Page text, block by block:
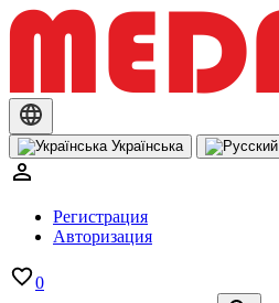
Українська
Регистрация
Авторизация
0